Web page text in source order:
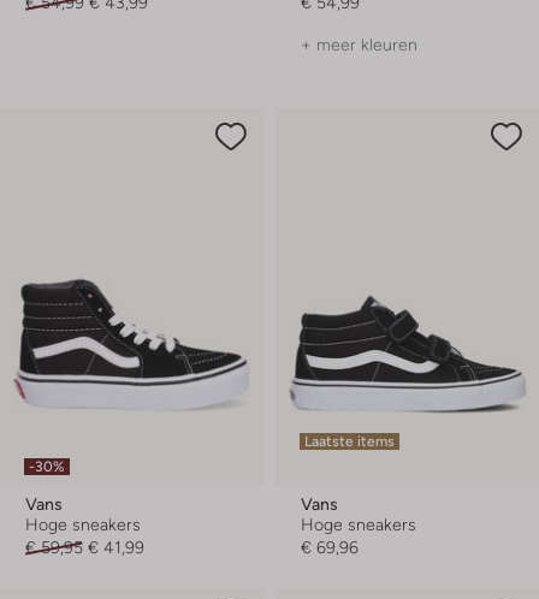
+ meer kleuren
-30%
Vans
Hoge sneakers
€ 59,95 € 41,99
Laatste items
Vans
Hoge sneakers
€ 69,96